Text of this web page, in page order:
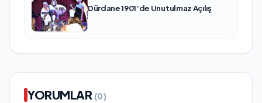
Dürdane 1901’de Unutulmaz Açılış
YORUMLAR (0)